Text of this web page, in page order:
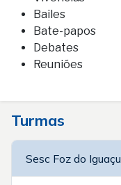
Bailes
Bate-papos
Debates
Reuniões
Turmas
Sesc Foz do Iguaçu